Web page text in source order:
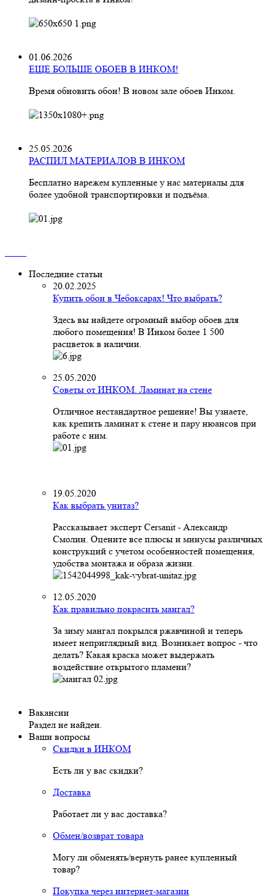
01.06.2026
ЕЩЕ БОЛЬШЕ ОБОЕВ В ИНКОМ!
Время обновить обои! В новом зале обоев Инком.
25.05.2026
РАСПИЛ МАТЕРИАЛОВ В ИНКОМ
Бесплатно нарежем купленные у нас материалы для
более удобной транспортировки и подъёма.
Последние статьи
20.02.2025
Купить обои в Чебоксарах! Что выбрать?
Здесь вы найдете огромный выбор обоев для
любого помещения! В Инком более 1 500
расцветок в наличии.
25.05.2020
Советы от ИНКОМ. Ламинат на стене
Отличное нестандартное решение! Вы узнаете,
как крепить ламинат к стене и пару нюансов при
работе с ним.
19.05.2020
Как выбрать унитаз?
Рассказывает эксперт Cersanit - Александр
Смолин. Оцените все плюсы и минусы различных
конструкций с учетом особенностей помещения,
удобства монтажа и образа жизни.
12.05.2020
Как правильно покрасить мангал?
За зиму мангал покрылся ржавчиной и теперь
имеет неприглядный вид. Возникает вопрос - что
делать? Какая краска может выдержать
воздействие открытого пламени?
Вакансии
Раздел не найден.
Ваши вопросы
Скидки в ИНКОМ
Есть ли у вас скидки?
Доставка
Работает ли у вас доставка?
Обмен/возврат товара
Могу ли обменять/вернуть ранее купленный
товар?
Покупка через интернет-магазин